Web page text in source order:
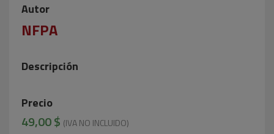
Autor
NFPA
Descripción
Precio
49,00 $ (IVA NO INCLUIDO)